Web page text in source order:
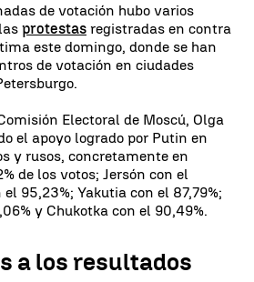
de votación hubo varios
protestas registradas en contra
este domingo, donde se han
de votación en ciudades
Electoral de Moscú, Olga
el apoyo logrado por Putin en
y rusos, concretamente en
de los votos; Jersón con el
el 95,23%; Yakutia con el 87,79%;
y Chukotka con el 90,49%.
a los resultados